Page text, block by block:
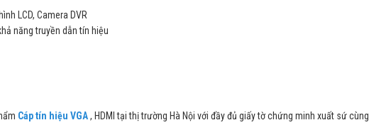
LCD, Camera DVR
năng truyền dẫn tín hiệu
Cáp tín hiệu VGA, HDMI tại thị trường Hà Nội với đầy đủ giấy tờ chứng minh xuất sứ cùng